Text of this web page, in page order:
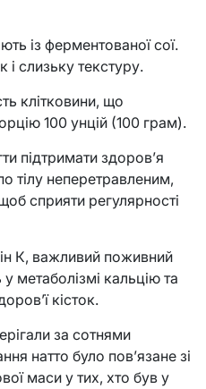
із ферментованої сої.
слизьку текстуру.
клітковини, що
100 унцій (100 грам).
підтримати здоров’я
тілу неперетравленим,
сприяти регулярності
К, важливий поживний
метаболізмі кальцію та
кісток.
за сотнями
натто було пов’язане зі
маси у тих, хто був у